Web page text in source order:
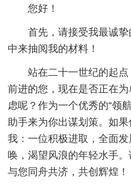
您好！
首先，请接受我最诚
中来抽阅我的材料！
站在二十一世纪的起
前进的您，现在是否正在
虑呢？作为一个优秀的“领
助手来为你出谋划策。如
我：一位积极进取，全面
唤，渴望风浪的年轻水手
与您同舟共济，共创辉煌！